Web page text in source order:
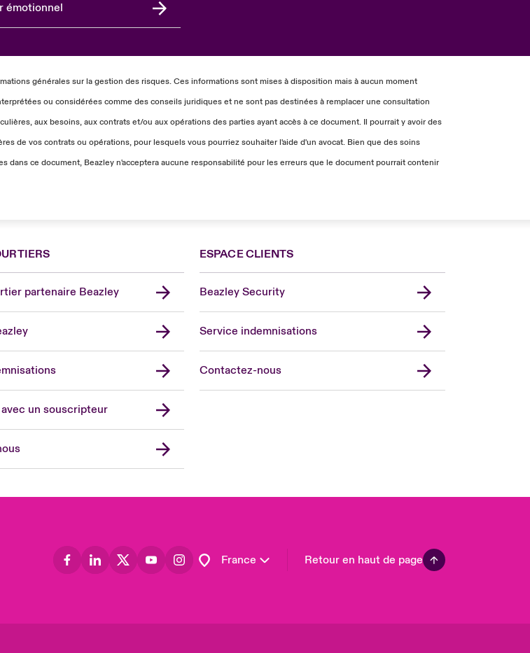
émotionnel
générales sur la gestion des risques. Ces informations sont mises à disposition mais à aucun moment
ou considérées comme des conseils juridiques et ne sont pas destinées à remplacer une consultation
aux besoins, aux contrats et/ou aux opérations des parties ayant accès à ce document. Il pourrait y avoir des
de vos contrats ou opérations, pour lesquels vous pourriez souhaiter l'aide d'un avocat. Bien que des soins
ce document, Beazley n'acceptera aucune responsabilité pour les erreurs que le document pourrait contenir
partenaire Beazley
un souscripteur
ESPACE CLIENTS
Beazley Security
Service indemnisations
Contactez-nous
France
United Kingdom
Retour en haut de page